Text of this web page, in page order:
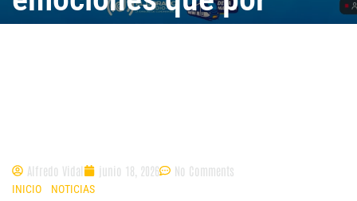
Alfredo Vidal junio 18, 2026 No Comments
INICIO NOTICIAS